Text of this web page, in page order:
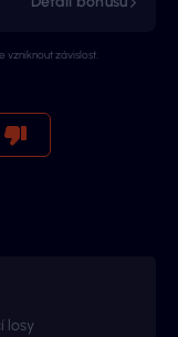
vzniknout závislost.
losy